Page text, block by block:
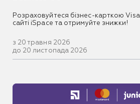
Розраховуйтеся бізнес-карткою
сайті iSpace та отримуйте знижки!
з 20 травня 2026
до 20 листопада 2026